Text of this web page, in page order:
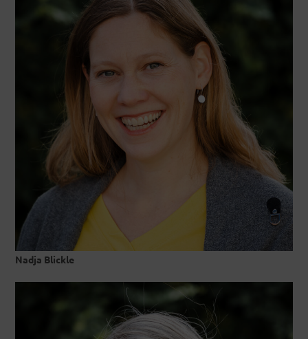
Nadja Blickle